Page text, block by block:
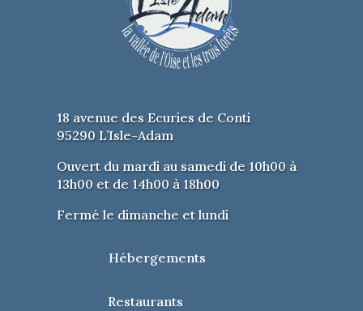
18 avenue des Ecuries de Conti
95290 L’Isle-Adam
Ouvert du mardi au samedi de 10h00 à
13h00 et de 14h00 à 18h00
Fermé le dimanche et lundi
Hébergements
Restaurants